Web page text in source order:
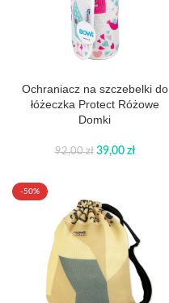
Ochraniacz na szczebelki do
łóżeczka Protect Różowe
Domki
92,00zł 39,00 zł
-50%